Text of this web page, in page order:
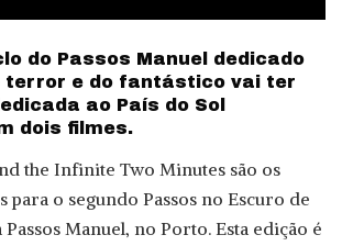
do Passos Manuel dedicado
terror e do fantástico vai ter
ao País do Sol
dois filmes.
the Infinite Two Minutes são os
para o segundo Passos no Escuro de
Manuel, no Porto. Esta edição é